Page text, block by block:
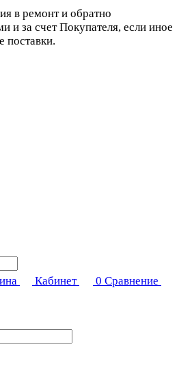
в ремонт и обратно
и за счет Покупателя, если иное
поставки.
Кабинет 0 Сравнение